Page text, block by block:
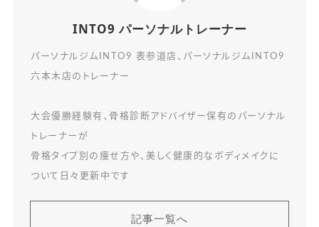
INTO9 パーソナルトレーナー
パーソナルジムINTO9 表参道店、パーソナルジムINTO9
六本木店のトレーナー
大会優勝経験有、骨格診断アドバイザー保有のパーソナル
トレーナーが
骨格タイプ別の痩せ方や、美しく健康的なボディメイクに
ついて日々更新中です
記事一覧へ